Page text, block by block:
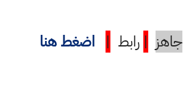
جاهز | رابط | اضغط هنا